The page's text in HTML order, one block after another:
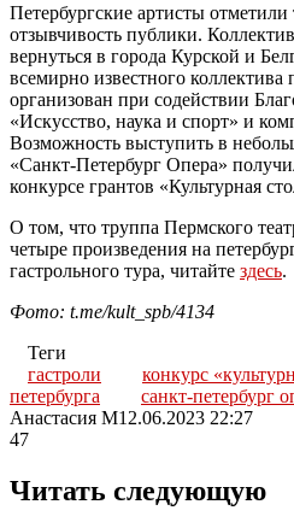
Петербургские артисты
отзывчивость публики.
вернуться в города Курской и
всемирно известного коллектива
организован при содействии
«Искусство, наука и спорт» и
Возможность выступить в
«Санкт-Петербург Опера»
конкурсе грантов «Культурная
О том, что труппа Пермского
четыре произведения на
гастрольного тура, читайте здесь.
Фото: t.me/kult_spb/4134
Теги
гастроли
конкурс
петербурга
санкт-петербург
Анастасия М12.06.2023 22:27
47
Читать следующую